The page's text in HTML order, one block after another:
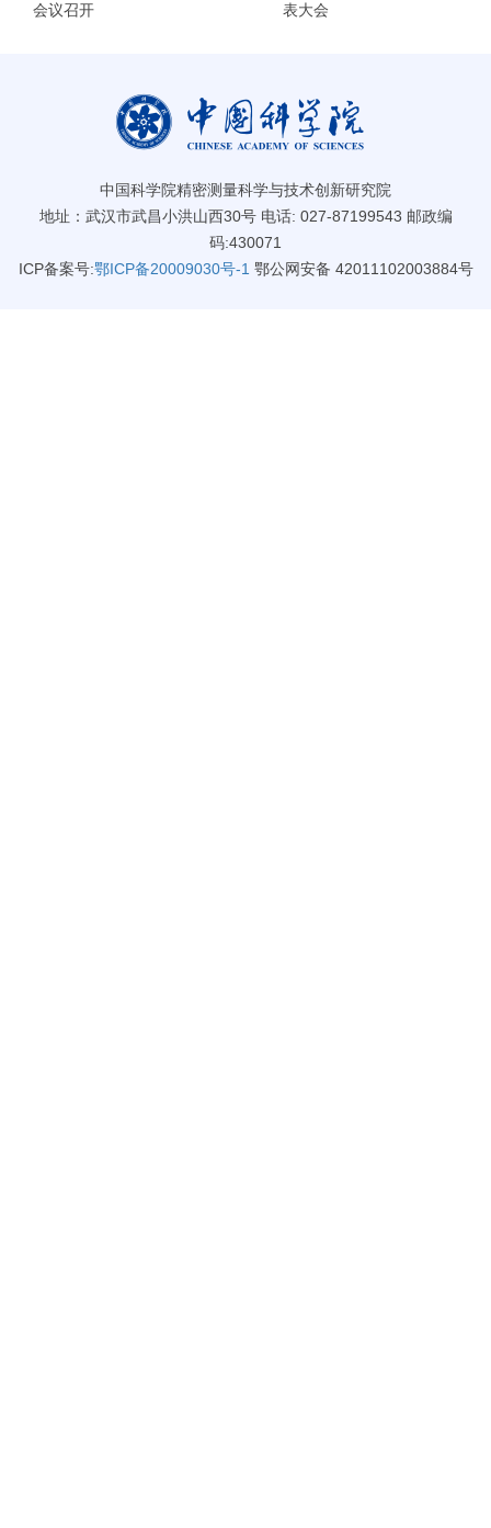
会议召开
表大会
中国科学院精密测量科学与技术创新研究院
地址：武汉市武昌小洪山西30号 电话: 027-87199543 邮政编
码:430071
ICP备案号:鄂ICP备20009030号-1 鄂公网安备 42011102003884号